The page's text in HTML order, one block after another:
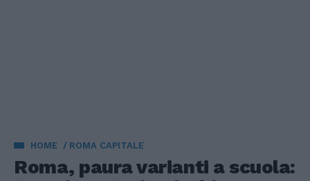
HOME ROMA CAPITALE
Roma, paura varianti a scuola: